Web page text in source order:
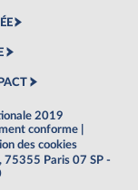
2019
conforme
des cookies
75355 Paris 07 SP -